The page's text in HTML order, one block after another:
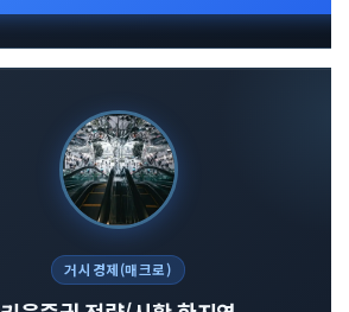
거시경제(매크로)
다운로드 가이드
스티커 보안
지갑·미니앱